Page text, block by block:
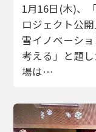
1月16日(木)、
ロジェクト公
雪イノベーシ
考える」と題
場は…